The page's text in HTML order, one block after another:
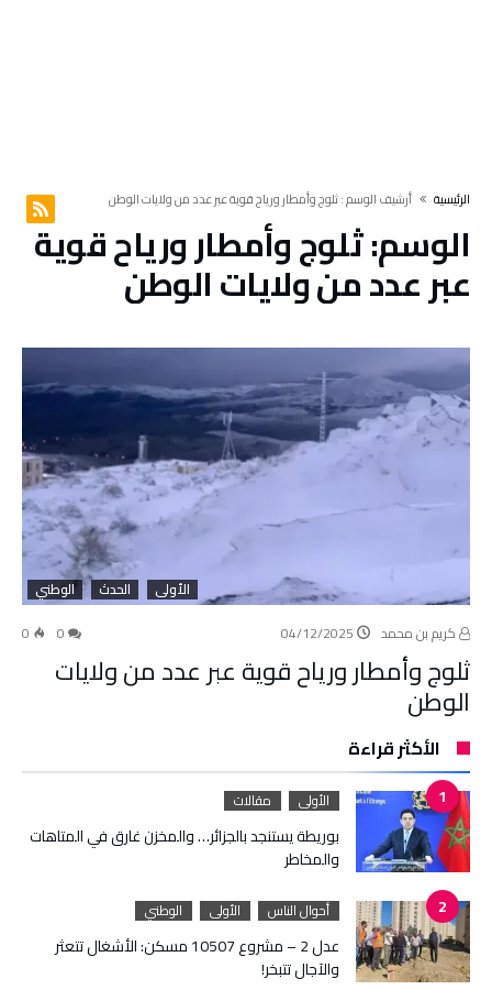
‫الرئيسية‬ ‫أرشيف الوسم :‬ ثلوج وأمطار ورياح قوية عبر عدد من ولايات الوطن
الوسم:ثلوج وأمطار ورياح قوية
عبر عدد من ولايات الوطن
الأولى الحدث
الوطني
كريم بن محمد
04/12/2025
0
ثلوج وأمطار ورياح قوية عبر عدد من ولايات
الوطن
الأكثر قراءة
الأولى مقالات
بوريطة يستنجد بالجزائر… والمخزن غارق في المتاهات
والمخاطر
أحوال الناس الأولى الوطني
عدل 2 – مشروع 10507 مسكن: الأشغال تتعثر
والآجال تتبخر!